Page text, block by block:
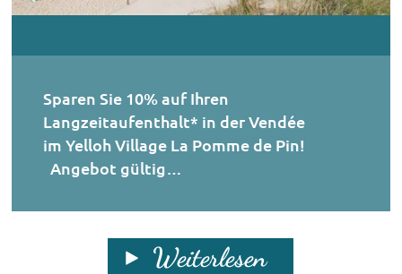
Sparen Sie 10% auf Ihren
Langzeitaufenthalt* in der Vendée
im Yelloh Village La Pomme de Pin!
Angebot gültig…
Weiterlesen